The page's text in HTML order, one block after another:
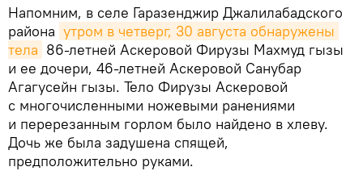
Напомним, в селе Гаразенджир Джалилабадского
района утром в четверг, 30 августа обнаружены
тела 86-летней Аскеровой Фирузы Махмуд гызы
и ее дочери, 46-летней Аскеровой Санубар
Агагусейн гызы. Тело Фирузы Аскеровой
с многочисленными ножевыми ранениями
и перерезанным горлом было найдено в хлеву.
Дочь же была задушена спящей,
предположительно руками.